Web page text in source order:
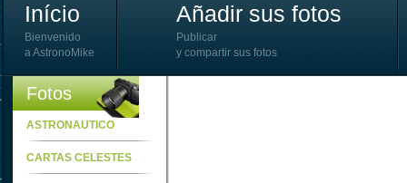
Início
Bienvenido
a AstronoMike
Añadir sus fotos
Publicar
y compartir sus fotos
Fotos
ASTRONAUTICO
CARTAS CELESTES